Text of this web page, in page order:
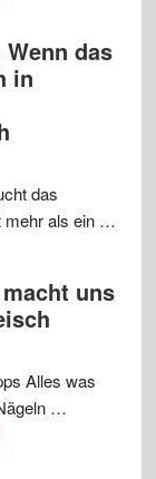
das
in
das
mehr als ein …
uns
Alles was
…